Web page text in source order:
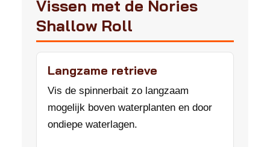
Vissen met de Nories
Shallow Roll
Langzame retrieve
Vis de spinnerbait zo langzaam
mogelijk boven waterplanten en door
ondiepe waterlagen.